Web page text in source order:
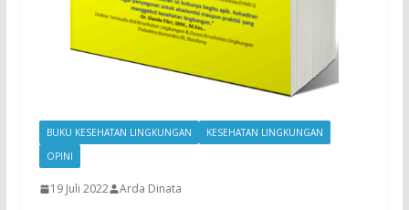
BUKU KESEHATAN LINGKUNGAN
KESEHATAN LINGKUNGAN
OPINI
19 Juli 2022 Arda Dinata